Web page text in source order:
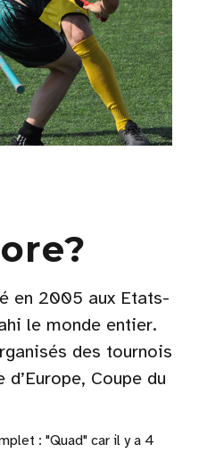
en 2005 aux Etats-
le monde entier.
des tournois
Coupe du
: "Quad" car il y a 4